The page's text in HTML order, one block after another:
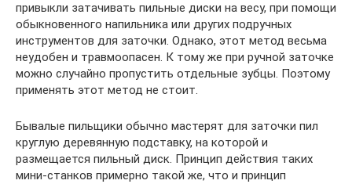
привыкли затачивать пильные диски на весу, при помощи
обыкновенного напильника или других подручных
инструментов для заточки. Однако, этот метод весьма
неудобен и травмоопасен. К тому же при ручной заточке
можно случайно пропустить отдельные зубцы. Поэтому
применять этот метод не стоит.
Бывалые пильщики обычно мастерят для заточки пил
круглую деревянную подставку, на которой и
размещается пильный диск. Принцип действия таких
мини-станков примерно такой же, что и принцип